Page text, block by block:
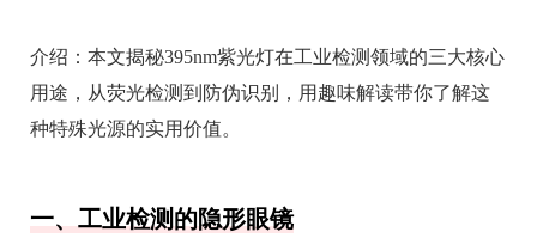
介绍： 本文揭秘395nm紫光灯在工业检测领域的三大核心
用途，从荧光检测到防伪识别，用趣味解读带你了解这
种特殊光源的实用价值。
一、工业检测的隐形眼镜